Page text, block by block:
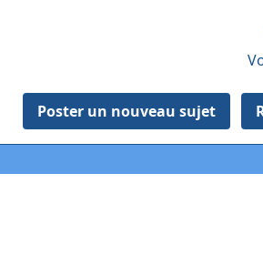
Poster un nouveau sujet